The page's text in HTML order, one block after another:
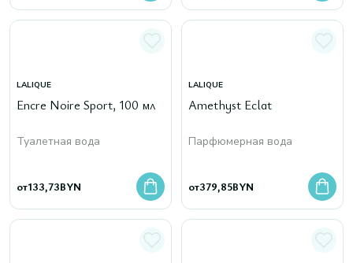
LALIQUE
Encre Noire Sport, 100 мл
Туалетная вода
от133,73BYN
LALIQUE
Amethyst Eclat
Парфюмерная вода
от379,85BYN